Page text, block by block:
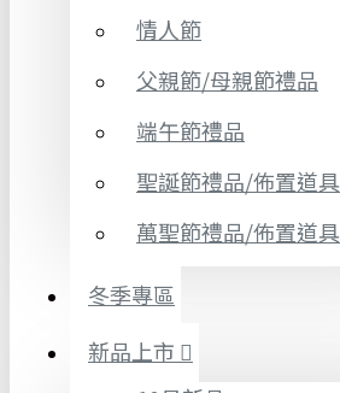
情人節
父親節/母親節禮品
端午節禮品
聖誕節禮品/佈置道具
萬聖節禮品/佈置道具
冬季專區
新品上市